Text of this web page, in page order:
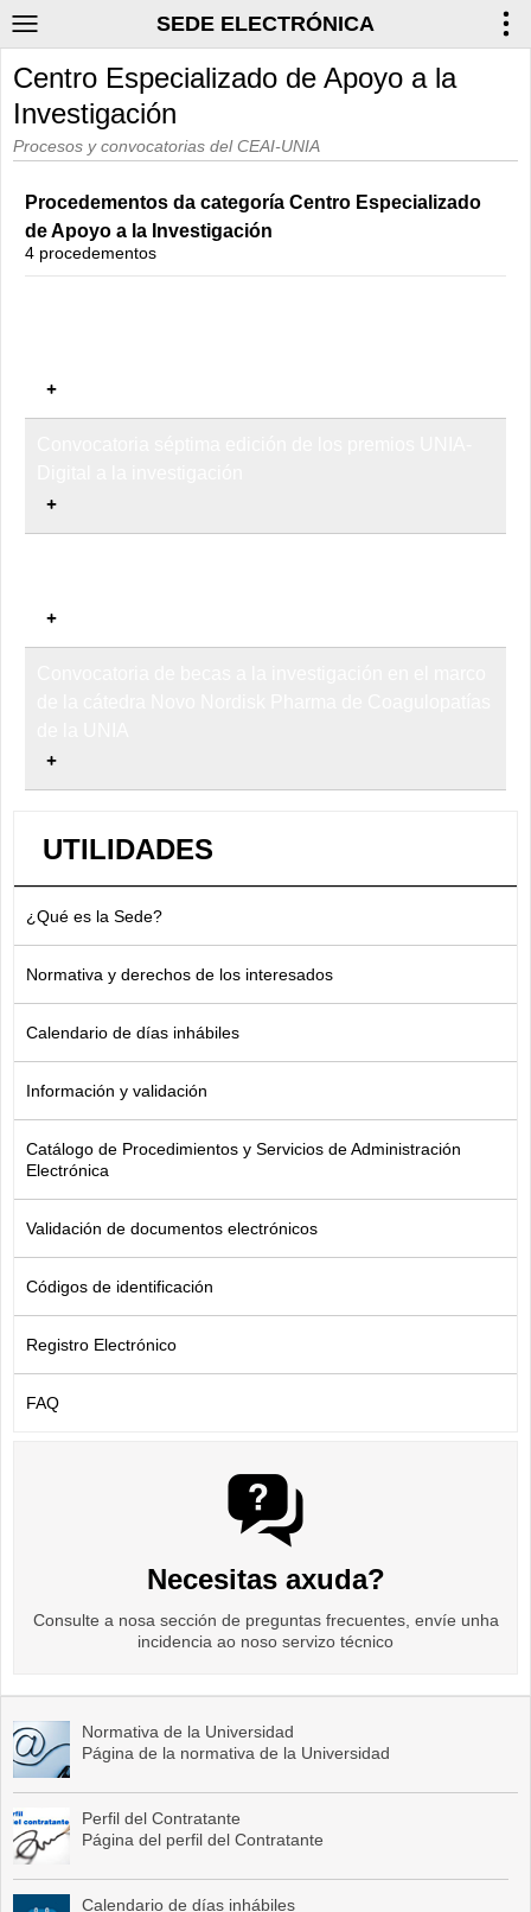
SEDE ELECTRÓNICA
Centro Especializado de Apoyo a la
Investigación
Procesos y convocatorias del CEAI-UNIA
Procedementos da categoría Centro Especializado
de Apoyo a la Investigación
4 procedementos
UTILIDADES
¿Qué es la Sede?
Normativa y derechos de los interesados
Calendario de días inhábiles
Información y validación
Catálogo de Procedimientos y Servicios de Administración
Electrónica
Validación de documentos electrónicos
Códigos de identificación
Registro Electrónico
FAQ
Necesitas axuda?
Consulte a nosa sección de preguntas frecuentes, envíe unha
incidencia ao noso servizo técnico
Normativa de la Universidad
Página de la normativa de la Universidad
Perfil del Contratante
Página del perfil del Contratante
Calendario de días inhábiles